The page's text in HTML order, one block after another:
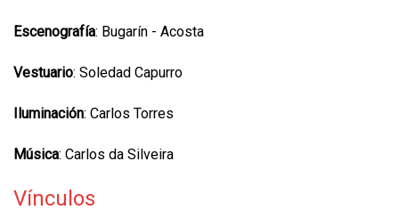
Escenografía: Bugarín - Acosta
Vestuario: Soledad Capurro
Iluminación: Carlos Torres
Música: Carlos da Silveira
Vínculos